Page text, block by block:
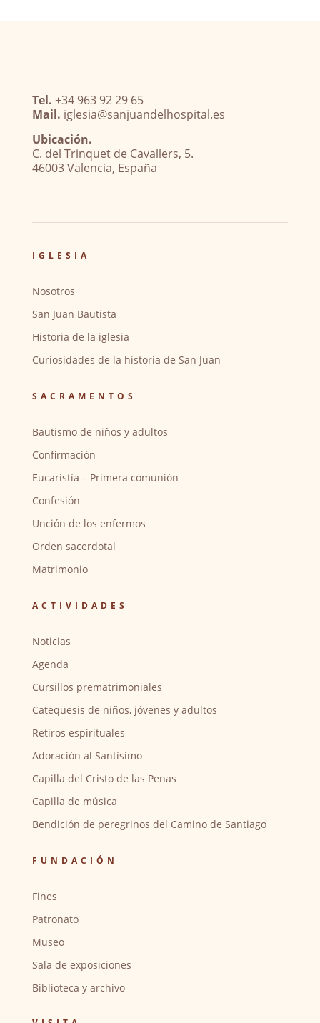
Tel. +34 963 92 29 65
Mail. iglesia@sanjuandelhospital.es
Ubicación.
C. del Trinquet de Cavallers, 5.
46003 Valencia, España
IGLESIA
Nosotros
San Juan Bautista
Historia de la iglesia
Curiosidades de la historia de San Juan
SACRAMENTOS
Bautismo de niños y adultos
Confirmación
Eucaristía – Primera comunión
Confesión
Unción de los enfermos
Orden sacerdotal
Matrimonio
ACTIVIDADES
Noticias
Agenda
Cursillos prematrimoniales
Catequesis de niños, jóvenes y adultos
Retiros espirituales
Adoración al Santísimo
Capilla del Cristo de las Penas
Capilla de música
Bendición de peregrinos del Camino de Santiago
FUNDACIÓN
Fines
Patronato
Museo
Sala de exposiciones
Biblioteca y archivo